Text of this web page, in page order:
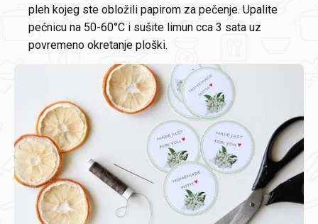
pleh kojeg ste obložili papirom za pečenje. Upalite
pećnicu na 50-60°C i sušite limun cca 3 sata uz
povremeno okretanje ploški.